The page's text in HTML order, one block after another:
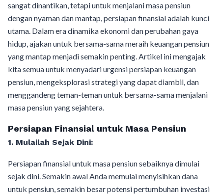
sangat dinantikan, tetapi untuk menjalani masa pensiun
dengan nyaman dan mantap, persiapan finansial adalah kunci
utama. Dalam era dinamika ekonomi dan perubahan gaya
hidup, ajakan untuk bersama-sama meraih keuangan pensiun
yang mantap menjadi semakin penting. Artikel ini mengajak
kita semua untuk menyadari urgensi persiapan keuangan
pensiun, mengeksplorasi strategi yang dapat diambil, dan
menggandeng teman-teman untuk bersama-sama menjalani
masa pensiun yang sejahtera.
Persiapan Finansial untuk Masa Pensiun
1. Mulailah Sejak Dini:
Persiapan finansial untuk masa pensiun sebaiknya dimulai
sejak dini. Semakin awal Anda memulai menyisihkan dana
untuk pensiun, semakin besar potensi pertumbuhan investasi